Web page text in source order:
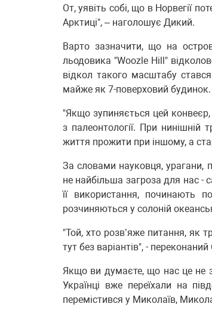
От, уявіть собі, що в Норвегії
Арктиці", – наголошує Дикий.
Варто зазначити, що на
льодовика "Woozle Hill"
відкол такого масштабу
майже як 7-поверховий будинок.
"Якщо зупиняється цей
з палеонтології. При
життя прожити при іншому, а
За словами науковця, урагани,
не найбільша загроза для нас -
її використання, починають
розчиняються у солоній
"Той, хто розв’яже питання, як
тут без варіантів", -
Якщо ви думаєте, що нас це не
Українці вже переїхали на
перемістився у Миколаїв,